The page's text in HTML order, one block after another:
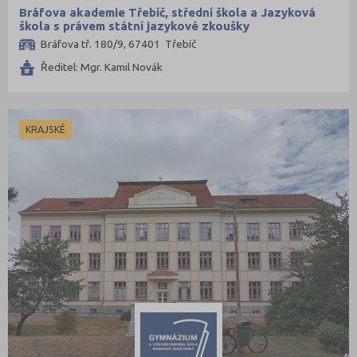
Mělník (10)
Mladá Boleslav (19)
Nymburk (15)
Ostrava-město (48)
Pardubice (24)
Pelhřimov (11)
Písek (12)
Plzeň-jih (3)
Plzeň-město (30)
Plzeň-sever (2)
Šance na přijetí
Bráfova akademie Třebíč, střední škola a Jazyková
škola s právem státní jazykové zkoušky
Bráfova tř. 180/9, 67401 Třebíč
Ředitel: Mgr. Kamil Novák
KRAJSKÉ